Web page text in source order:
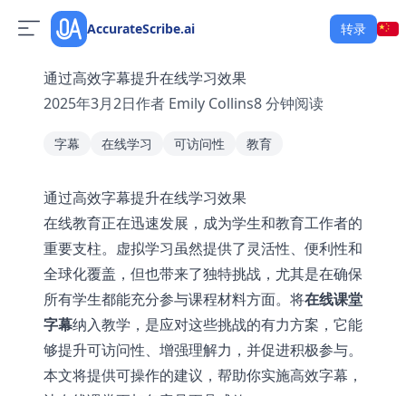
AccurateScribe.ai 转录
通过高效字幕提升在线学习效果
2025年3月2日作者 Emily Collins8分钟阅读
字幕 在线学习 可访问性 教育
通过高效字幕提升在线学习效果
在线教育正在迅速发展，成为学生和教育工作者的
重要支柱。虚拟学习虽然提供了灵活性、便利性和
全球化覆盖，但也带来了独特挑战，尤其是在确保
所有学生都能充分参与课程材料方面。将在线课堂
字幕纳入教学，是应对这些挑战的有力方案，它能
够提升可访问性、增强理解力，并促进积极参与。
本文将提供可操作的建议，帮助你实施高效字幕，